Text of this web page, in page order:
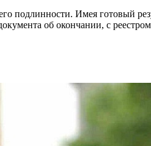
подлинности. Имея готовый
об окончании, с